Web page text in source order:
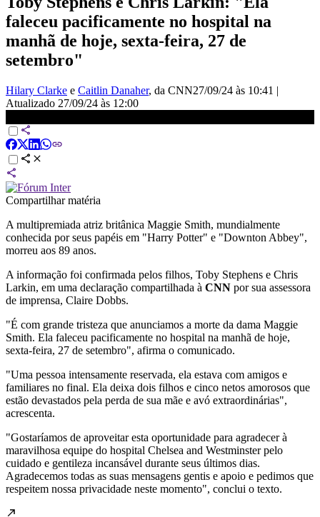
faleceu pacificamente no hospital na
manhã de hoje, sexta-feira, 27 de
setembro"
Hilary Clarke e Caitlin Danaher, da CNN27/09/24 às 10:41 |
Atualizado 27/09/24 às 12:00
Compartilhar matéria
A multipremiada atriz britânica Maggie Smith, mundialmente
conhecida por seus papéis em "Harry Potter" e "Downton Abbey",
morreu aos 89 anos.
A informação foi confirmada pelos filhos, Toby Stephens e Chris
Larkin, em uma declaração compartilhada à CNN por sua assessora
de imprensa, Claire Dobbs.
"É com grande tristeza que anunciamos a morte da dama Maggie
Smith. Ela faleceu pacificamente no hospital na manhã de hoje,
sexta-feira, 27 de setembro", afirma o comunicado.
"Uma pessoa intensamente reservada, ela estava com amigos e
familiares no final. Ela deixa dois filhos e cinco netos amorosos que
estão devastados pela perda de sua mãe e avó extraordinárias",
acrescenta.
"Gostaríamos de aproveitar esta oportunidade para agradecer à
maravilhosa equipe do hospital Chelsea and Westminster pelo
cuidado e gentileza incansável durante seus últimos dias.
Agradecemos todas as suas mensagens gentis e apoio e pedimos que
respeitem nossa privacidade neste momento", conclui o texto.